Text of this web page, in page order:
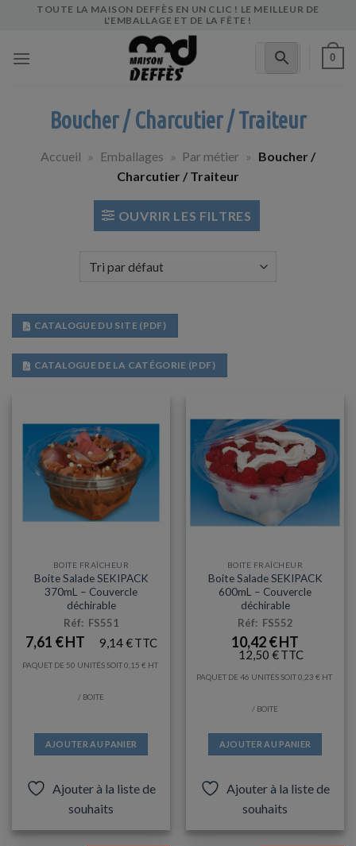
TOUTE LA MAISON DEFFÈS EN UN CLIC ! LE MEILLEUR DE
L'EMBALLAGE ET DE LA FÊTE !
0
Boucher / Charcutier / Traiteur
Accueil » Emballages » Par métier » Boucher /
Charcutier / Traiteur
OUVRIR LES FILTRES
CATALOGUE DU SITE (PDF)
CATALOGUE DE LA CATÉGORIE (PDF)
BOITE FRAÎCHEUR
Boite Salade SEKIPACK
370mL – Couvercle
déchirable
Réf: FS551
7,61 € 9,14€
PAQUET DE 50 UNITÉS SOIT0,15 €
/ BOITE
AJOUTER AU PANIER
Ajouter à la liste de
souhaits
BOITE FRAÎCHEUR
Boite Salade SEKIPACK
600mL – Couvercle
déchirable
Réf: FS552
10,42€
12,50 €
PAQUET DE 46 UNITÉS SOIT0,23 €
/ BOITE
AJOUTER AU PANIER
Ajouter à la liste de
souhaits